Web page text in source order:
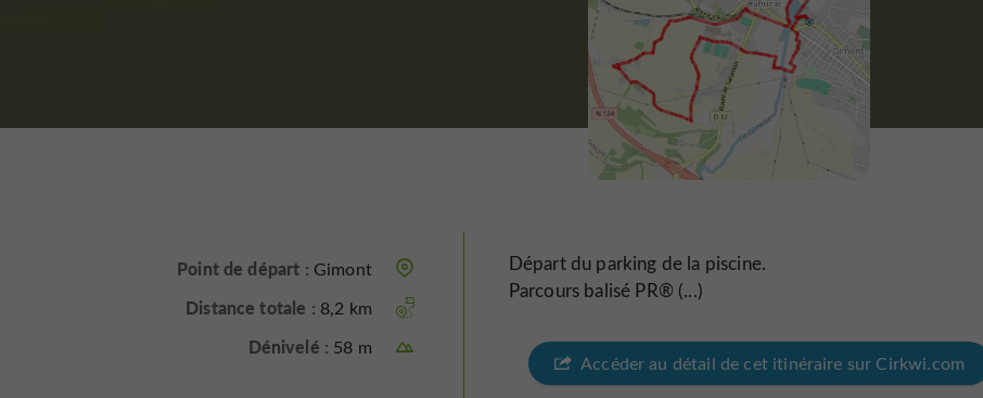
Point de départ : Gimont
Distance totale : 8,2 km
Dénivelé : 58 m
Départ du parking de la piscine.
Parcours balisé PR® (...)
Accéder au détail de cet itinéraire sur Cirkwi.com